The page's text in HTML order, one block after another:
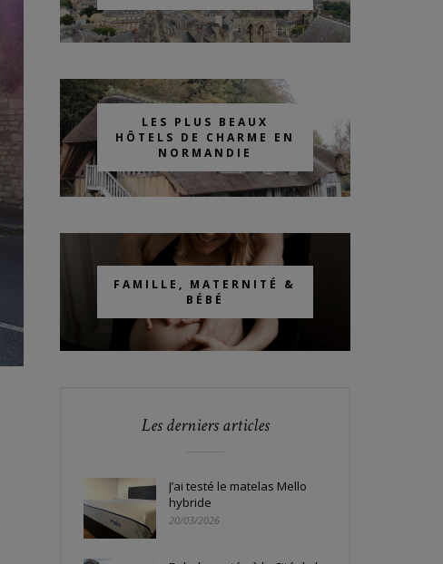
LES PLUS BEAUX
HÔTELS DE CHARME EN
NORMANDIE
FAMILLE, MATERNITÉ &
BÉBÉ
Les derniers articles
J’ai testé le matelas Mello
hybride
20/03/2026